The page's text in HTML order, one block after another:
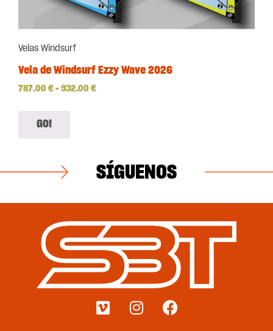
Velas Windsurf
Vela de Windsurf Ezzy Wave 2026
787.00 € – 932.00 €
GO!
SÍGUENOS